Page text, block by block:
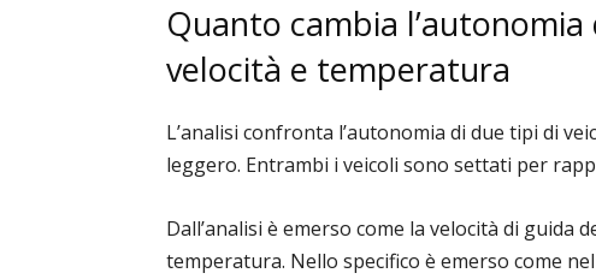
Quanto cambia
velocità e temperatura
L’analisi confronta l’autonomia di due tipi di
leggero. Entrambi i veicoli sono settati per
Dall’analisi è emerso come la velocità di guida
temperatura. Nello specifico è emerso come